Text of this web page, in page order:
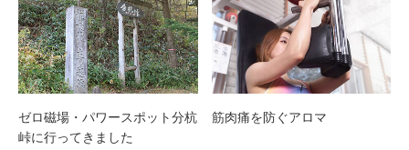
ゼロ磁場・パワースポット分杭
峠に行ってきました
筋肉痛を防ぐアロマ